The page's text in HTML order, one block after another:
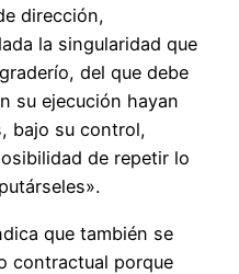
dirección,
la singularidad que
del que debe
su ejecución hayan
bajo su control,
de repetir lo
que también se
contractual porque